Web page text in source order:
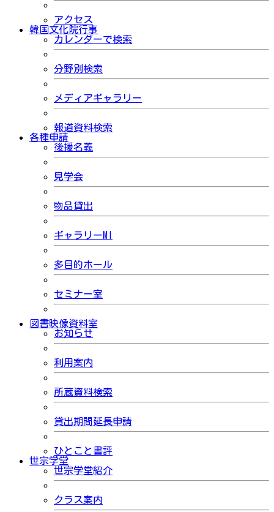
アクセス
韓国文化院行事
カレンダーで検索
分野別検索
メディアギャラリー
報道資料検索
各種申請
後援名義
見学会
物品貸出
ギャラリーMI
多目的ホール
セミナー室
図書映像資料室
お知らせ
利用案内
所蔵資料検索
貸出期間延長申請
ひとこと書評
世宗学堂
世宗学堂紹介
クラス案内